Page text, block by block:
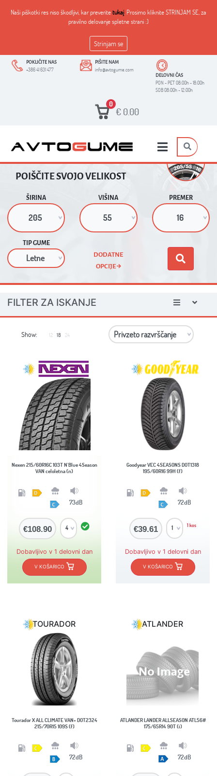
Naši piškotki res niso škodljivi, kar preveritetukaj. Prosimo kliknite STRINJAM SE, za
pravilno delovanje spletne strani :)
Strinjam se
POKLIČITE NAS
+386 41 631 477
PIŠITE NAM
info@avtogume.com
DELOVNI ČAS
PON - PET 08:00h - 18:00h
SOB 08:00h - 12:00h
0
€ 0.00
POIŠČITE SVOJO VELIKOST
ŠIRINA VIŠINA PREMER
TIP GUME
DODATNE
OPCIJE
Show: 12 18 24
Nexen 215/60R16C 103T N'Blue 4Season
VAN celoletna (n)
73dB
€108.90
Dobavljivo v 1 delovni dan
V KOŠARICO
Goodyear VEC 4SEASONS DOT1318
195/60R16 99H (f)
72dB
€39.61 1 kos
Dobavljivo v 1 delovni dan
V KOŠARICO
TOURADOR
Tourador X ALL CLIMATE VAN+ DOT2324
215/70R15 109S (f)
72dB
ATLANDER
ATLANDER LANDER ALLSEASON ATL56#
175/65R14 90T (i)
72dB
FILTER ZA ISKANJE